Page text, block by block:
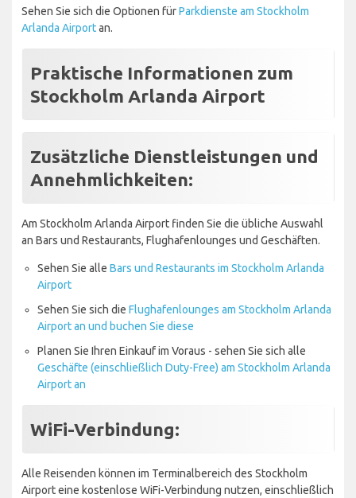
Sehen Sie sich die Optionen fürParkdienste am Stockholm
Arlanda Airportan.
Praktische Informationen zum
Stockholm Arlanda Airport
Zusätzliche Dienstleistungen und
Annehmlichkeiten:
Am Stockholm Arlanda Airport finden Sie die übliche Auswahl
an Bars und Restaurants, Flughafenlounges und Geschäften.
Sehen Sie alle Bars und Restaurants im Stockholm Arlanda
Airport
Sehen Sie sich die Flughafenlounges am Stockholm Arlanda
Airport an und buchen Sie diese
Planen Sie Ihren Einkauf im Voraus - sehen Sie sich alle
Geschäfte (einschließlich Duty-Free) am Stockholm Arlanda
Airport an
WiFi-Verbindung:
Alle Reisenden können im Terminalbereich des Stockholm
Airport eine kostenlose WiFi-Verbindung nutzen, einschließlich